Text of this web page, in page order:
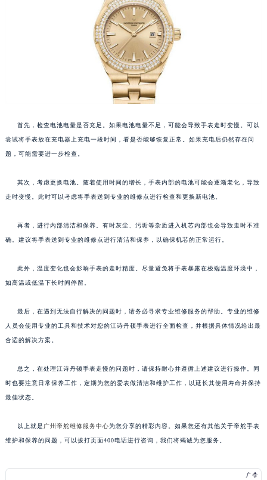
首先，检查电池电量是否充足。如果电池电量不足，可能会导致手表走时变慢。可以
尝试将手表放在充电器上充电一段时间，看是否能够恢复正常。如果充电后仍然存在问
题，可能需要进一步检查。
其次，考虑更换电池。随着使用时间的增长，手表内部的电池可能会逐渐老化，导致
走时变慢。此时可以考虑将手表送到专业的维修点进行检查和更换新电池。
再者，进行内部清洁和保养。有时灰尘、污垢等杂质进入机芯内部也会导致走时不准
确。建议将手表送到专业的维修点进行清洁和保养，以确保机芯的正常运行。
此外，温度变化也会影响手表的走时精度。尽量避免将手表暴露在极端温度环境中，
如高温或低温下长时间停留。
最后，在遇到无法自行解决的问题时，请务必寻求专业维修服务的帮助。专业的维修
人员会使用专业的工具和技术对您的江诗丹顿手表进行全面检查，并根据具体情况给出最
合适的解决方案。
总之，在处理江诗丹顿手表走慢的问题时，请保持耐心并遵循上述建议进行操作。同
时也要注意日常保养工作，定期为您的爱表做清洁和维护工作，以延长其使用寿命并保持
最佳状态。
以上就是 广州帝舵维修服务中心为您分享的精彩内容。如果您还有其他关于帝舵手表
维护和保养的问题，可以拨打页面400电话进行咨询，我们将竭诚为您服务。